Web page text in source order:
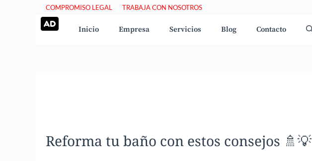
COMPROMISO LEGAL TRABAJA CON NOSOTROS
Inicio Empresa Servicios Blog Contacto
Reforma tu baño con estos consejos 🚿💡